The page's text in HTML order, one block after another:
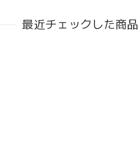
最近チェックした商品